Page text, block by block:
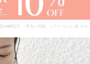
WEB限定】〈手洗い可能〉シアー コンビ 裾 ドロ